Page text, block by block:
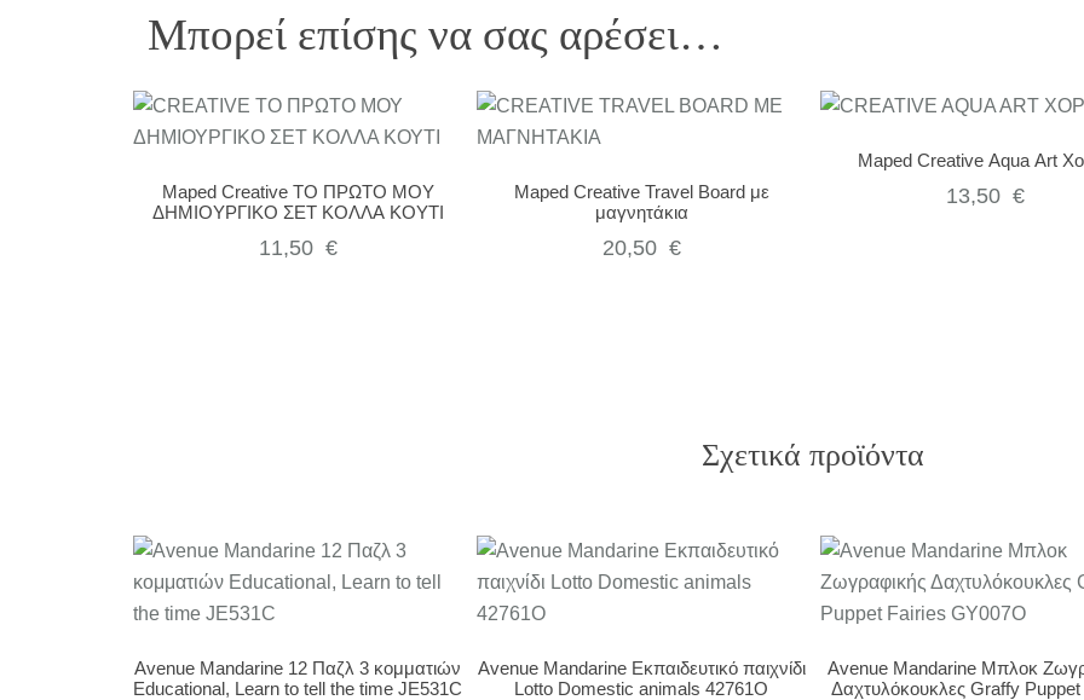
Μπορεί επίσης να σας αρέσει…
Maped Creative ΤΟ ΠΡΩΤΟ ΜΟΥ
ΔΗΜΙΟΥΡΓΙΚΟ ΣΕΤ ΚΟΛΛΑ ΚΟΥΤΙ
11,50 €
Maped Creative Travel Board με
μαγνητάκια
20,50 €
Maped Creative Aqua Art
13,50 €
Σχετικά προϊόντα
Avenue Mandarine 12 Παζλ 3 κομματιών
Educational, Learn to tell the time JE531C
Avenue Mandarine Εκπαιδευτικό παιχνίδι
Lotto Domestic animals 42761O
Avenue Mandarine Μπλοκ
Δαχτυλόκουκλες Graffy